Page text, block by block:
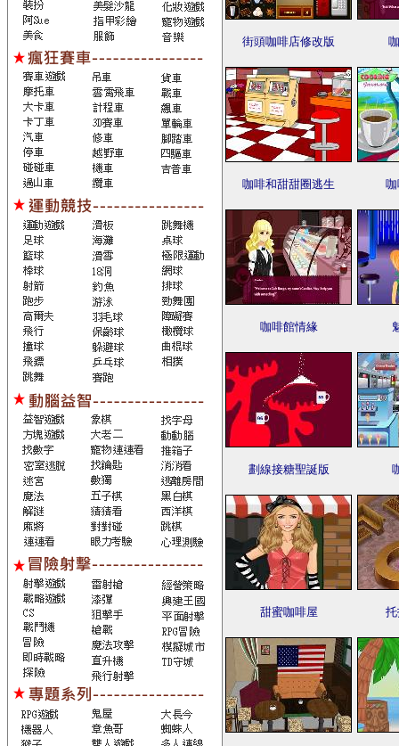
街頭咖啡店修改版
咖啡和甜甜圈逃生
咖啡館情緣
劃線接糖聖誕版
甜蜜咖啡屋